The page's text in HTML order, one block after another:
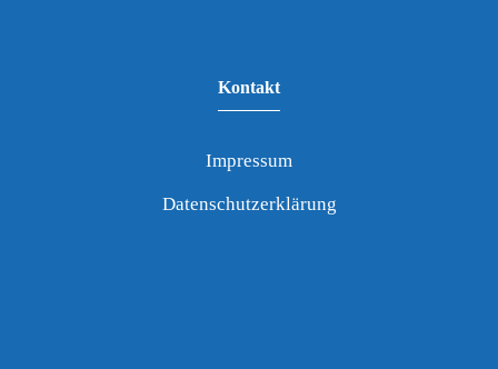
Kontakt
Impressum
Datenschutzerklärung